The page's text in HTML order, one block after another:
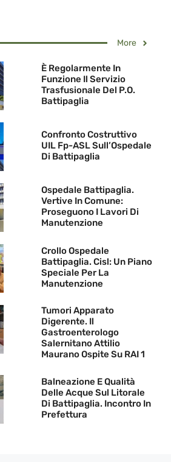
More
È Regolarmente In
Funzione Il Servizio
Trasfusionale Del P.O.
Battipaglia
Confronto Costruttivo
UIL Fp-ASL Sull’Ospedale
Di Battipaglia
Ospedale Battipaglia.
Vertive In Comune:
Proseguono I Lavori Di
Manutenzione
Crollo Ospedale
Battipaglia. Cisl: Un Piano
Speciale Per La
Manutenzione
Tumori Apparato
Digerente. Il
Gastroenterologo
Salernitano Attilio
Maurano Ospite Su RAI 1
Balneazione E Qualità
Delle Acque Sul Litorale
Di Battipaglia. Incontro In
Prefettura